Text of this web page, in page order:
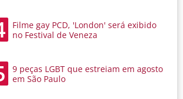
Filme gay PCD, 'London' será exibido
no Festival de Veneza
9 peças LGBT que estreiam em agosto
em São Paulo